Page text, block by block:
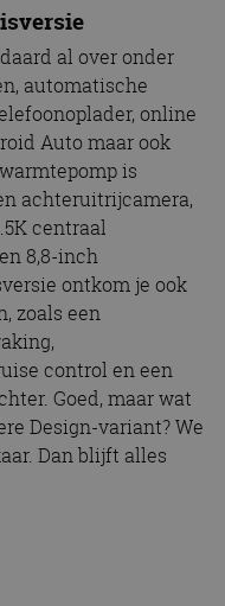
al over onder
automatische
online
Auto maar ook
is
achteruitrijcamera,
centraal
8,8-inch
ontkom je ook
zoals een
control en een
Goed, maar wat
Design-variant? We
Dan blijft alles